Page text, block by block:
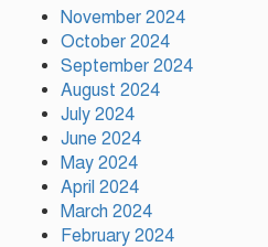
রেকর্ড সম্পন্ন
November 2024
October 2024
September 2024
August 2024
July 2024
June 2024
May 2024
April 2024
March 2024
February 2024